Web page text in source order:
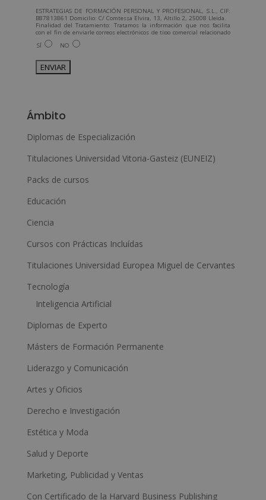
ESTRATEGIAS DE FORMACIÓN PERSONAL Y PROFESIONAL, S.L., CIF:
B87813861 Domicilio: C/ Comtessa Elvira, 13, Altillo 2, 25008 Lleida.
Finalidad del Tratamiento: Tratamos la información que nos facilita
con el fin de enviarle correos electrónicos de tipo comercial relacionado
con los productos ofrecidos y otros tipo de productos que fueran de su
interés.
Derechos: Puede ejercitar sus derechos identificándose
suficientemente, dirigiéndose a la dirección admin@grupoesneca.com.
Para más información consulte nuestra Política de Privacidad.
SÍ NO
t
e
t
i
Ámbito
Diplomas de Especialización
Titulaciones Universidad Vitoria-Gasteiz (EUNEIZ)
Packs de cursos
Educación
Ciencia
Cursos con Prácticas Incluídas
Titulaciones Universidad Europea Miguel de Cervantes
Tecnología
Inteligencia Artificial
Diplomas de Experto
Másters de Formación Permanente
Liderazgo y Comunicación
Artes y Oficios
Derecho e Investigación
Estética y Moda
Salud y Deporte
Marketing, Publicidad y Ventas
Con Certificado de la Harvard Business Publishing